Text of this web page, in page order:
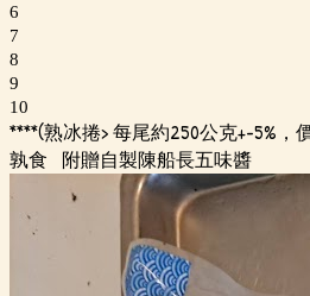
6
7
8
9
10
****(熟冰捲> 每尾約250公克+-5%，
孰食 附贈自製陳船長五味醬